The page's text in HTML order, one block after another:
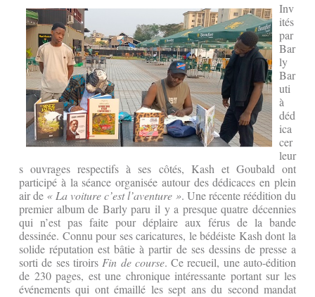
Inv
ités
par
Bar
ly
Bar
uti
à
déd
ica
cer
leur
s ouvrages respectifs à ses côtés, Kash et Goubald ont
participé à la séance organisée autour des dédicaces en plein
air de « La voiture c’est l’aventure ». Une récente réédition du
premier album de Barly paru il y a presque quatre décennies
qui n’est pas faite pour déplaire aux férus de la bande
dessinée. Connu pour ses caricatures, le bédéiste Kash dont la
solide réputation est bâtie à partir de ses dessins de presse a
sorti de ses tiroirsFin de course. Ce recueil, une auto-édition
de 230 pages, est une chronique intéressante portant sur les
événements qui ont émaillé les sept ans du second mandat